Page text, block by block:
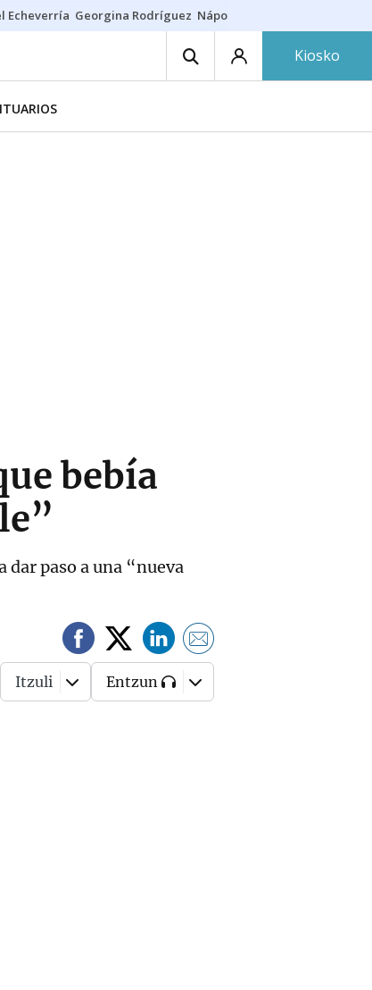
Echeverría Georgina Rodríguez Nápoles - Osasuna
Kiosko
bebía
dar paso a una “nueva
Itzuli Entzun